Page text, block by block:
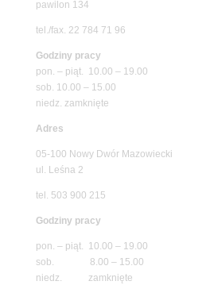
pawilon 134
tel./fax. 22 784 71 96
Godziny pracy
pon. – piąt. 10.00 – 19.00
sob. 10.00 – 15.00
niedz. zamknięte
Adres
05-100 Nowy Dwór Mazowiecki
ul. Leśna 2
tel. 503 900 215
Godziny pracy
pon. – piąt. 10.00 – 19.00
sob. 8.00 – 15.00
niedz. zamknięte